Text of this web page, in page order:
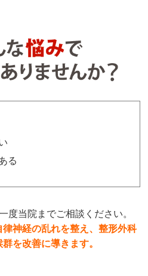
る
度当院までご相談ください。
神経の乱れを整え、整形外科
を改善に導きます。